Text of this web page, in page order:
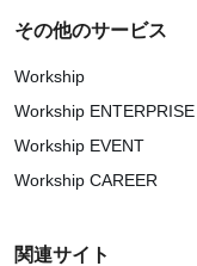
その他のサービス
Workship
Workship ENTERPRISE
Workship EVENT
Workship CAREER
関連サイト